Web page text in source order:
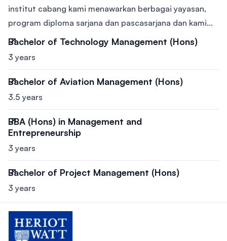
institut cabang kami menawarkan berbagai yayasan,
program diploma sarjana dan pascasarjana dan kami...
Bachelor of Technology Management (Hons)
3 years
Bachelor of Aviation Management (Hons)
3.5 years
BBA (Hons) in Management and
Entrepreneurship
3 years
Bachelor of Project Management (Hons)
3 years